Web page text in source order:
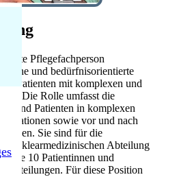
als Pflegekraft in der
ist — und was nicht
Pflegefachperson
und bedürfnisorientierte
Patienten mit komplexen und
Die Rolle umfasst die
und Patienten in komplexen
sowie vor und nach
Sie sind für die
nuklearmedizinischen Abteilung
je 10 Patientinnen und
Abteilungen. Für diese Position